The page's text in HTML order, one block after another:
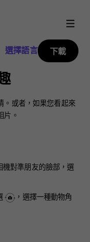
選擇語言 下載
。或者，如果您看起來
片。
對準朋友的臉部，選
，選擇一種動物角